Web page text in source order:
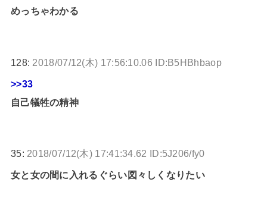
めっちゃわかる
128: 2018/07/12(木) 17:56:10.06 ID:B5HBhbaop
>>33
自己犠牲の精神
35: 2018/07/12(木) 17:41:34.62 ID:5J206/fy0
女と女の間に入れるぐらい図々しくなりたい